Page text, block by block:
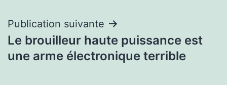
Publication suivante
Le brouilleur haute puissance est
une arme électronique terrible